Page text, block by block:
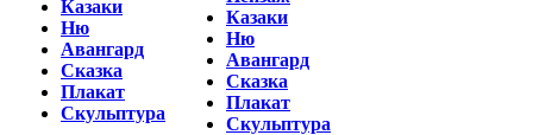
Казаки
Ню
Авангард
Сказка
Плакат
Скульптура
Казаки
Ню
Авангард
Сказка
Плакат
Скульптура